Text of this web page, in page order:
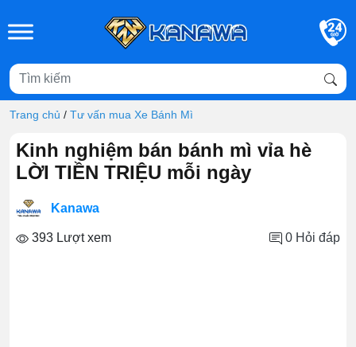
Trang chủ / Tư vấn mua Xe Bánh Mì
Kinh nghiệm bán bánh mì vỉa hè
LỜI TIỀN TRIỆU mỗi ngày
Kanawa
393 Lượt xem 0 Hỏi đáp